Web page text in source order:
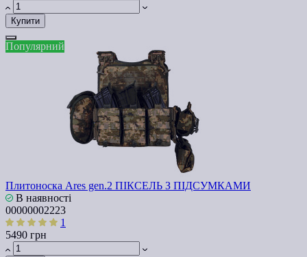
Купити
Популярний
Плитоноска Ares gen.2 ПІКСЕЛЬ З ПІДСУМКАМИ
В наявності
00000002223
1
5490 грн